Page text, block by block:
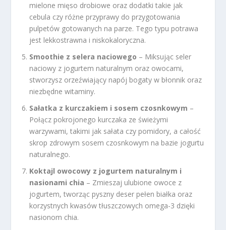
mielone mięso drobiowe oraz dodatki takie jak
cebula czy różne przyprawy do przygotowania
pulpetów gotowanych na parze. Tego typu potrawa
jest lekkostrawna i niskokaloryczna.
Smoothie z selera naciowego – Miksując seler
naciowy z jogurtem naturalnym oraz owocami,
stworzysz orzeźwiający napój bogaty w błonnik oraz
niezbędne witaminy.
Sałatka z kurczakiem i sosem czosnkowym –
Połącz pokrojonego kurczaka ze świeżymi
warzywami, takimi jak sałata czy pomidory, a całość
skrop zdrowym sosem czosnkowym na bazie jogurtu
naturalnego.
Koktajl owocowy z jogurtem naturalnym i
nasionami chia – Zmieszaj ulubione owoce z
jogurtem, tworząc pyszny deser pełen białka oraz
korzystnych kwasów tłuszczowych omega-3 dzięki
nasionom chia.